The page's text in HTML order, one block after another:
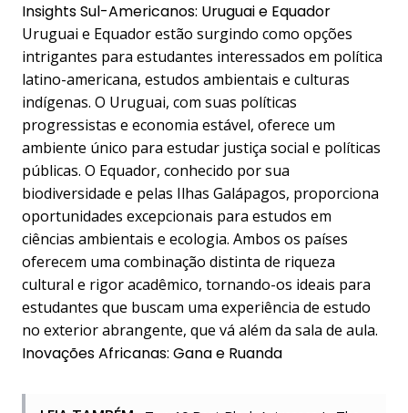
Insights Sul-Americanos: Uruguai e Equador
Uruguai e Equador estão surgindo como opções
intrigantes para estudantes interessados em política
latino-americana, estudos ambientais e culturas
indígenas. O Uruguai, com suas políticas
progressistas e economia estável, oferece um
ambiente único para estudar justiça social e políticas
públicas. O Equador, conhecido por sua
biodiversidade e pelas Ilhas Galápagos, proporciona
oportunidades excepcionais para estudos em
ciências ambientais e ecologia. Ambos os países
oferecem uma combinação distinta de riqueza
cultural e rigor acadêmico, tornando-os ideais para
estudantes que buscam uma experiência de estudo
no exterior abrangente, que vá além da sala de aula.
Inovações Africanas: Gana e Ruanda